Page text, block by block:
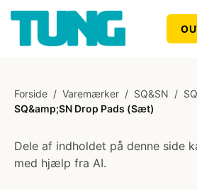
Forside / Varemærker / SQ&SN /
SQ&amp;SN Drop Pads (Sæt)
Dele af indholdet på denne side
med hjælp fra AI.